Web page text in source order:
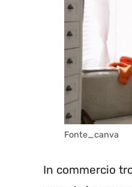
Fonte_canva
In commercio